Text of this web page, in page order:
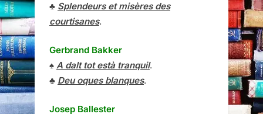
♣ Splendeurs et misères des
courtisanes.
Gerbrand Bakker
♠ A dalt tot està tranquil.
♣ Deu oques blanques.
Josep Ballester